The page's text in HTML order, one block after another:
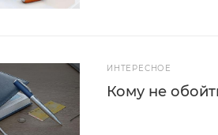
ИНТЕРЕСНОЕ
Кому не